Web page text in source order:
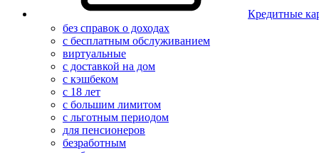
Кредитные
без справок о доходах
с бесплатным обслуживанием
виртуальные
с доставкой на дом
с кэшбеком
с 18 лет
с большим лимитом
с льготным периодом
для пенсионеров
безработным